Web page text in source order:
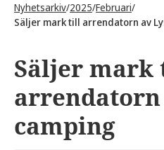
Nyhetsarkiv/2025/Februari/
Säljer mark till arrendatorn av
Säljer
camping